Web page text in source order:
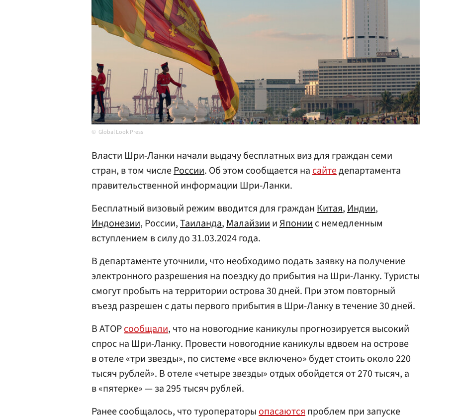
Global Look Press
Власти Шри-Ланки начали выдачу бесплатных виз для граждан семи
стран, в том числеРоссии. Об этом сообщается насайтедепартамента
правительственной информации Шри-Ланки.
Бесплатный визовый режим вводится для гражданКитая,Индии,
Индонезии, России,Таиланда,МалайзиииЯпониис немедленным
вступлением в силу до 31.03.2024 года.
В департаменте уточнили, что необходимо подать заявку на получение
электронного разрешения на поездку до прибытия на Шри-Ланку. Туристы
смогут пробыть на территории острова 30 дней. При этом повторный
въезд разрешен с даты первого прибытия в Шри-Ланку в течение 30 дней.
В АТОРсообщали, что на новогодние каникулы прогнозируется высокий
спрос на Шри-Ланку. Провести новогодние каникулы вдвоем на острове
в отеле «три звезды», по системе «все включено» будет стоить около 220
тысяч рублей». В отеле «четыре звезды» отдых обойдется от 270 тысяч, а
в «пятерке» — за 295 тысяч рублей.
Ранее сообщалось, что туроператорыопасаютсяпроблем при запуске